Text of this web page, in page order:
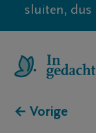
sluiten, dus
← Vorige